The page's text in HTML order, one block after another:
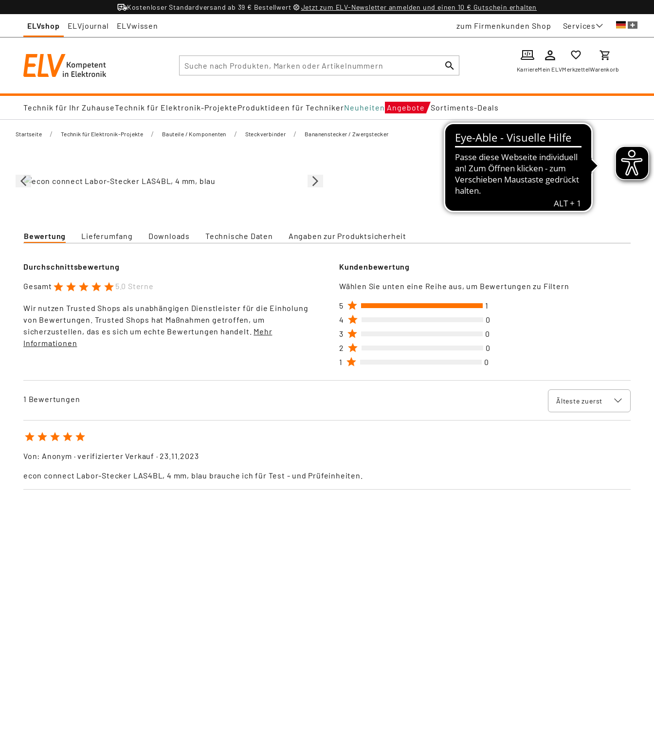
Kostenloser Standardversand ab 39 € Bestellwert Jetzt zum ELV-Newsletter anmelden und einen 10 € Gutschein erhalten
ELVshop ELVjournal ELVwissen zum Firmenkunden Shop Services
KarriereMein ELVMerkzettelWarenkorb
Technik für Ihr ZuhauseTechnik für Elektronik-ProjekteProduktideen für TechnikerNeuheiten Angebote Sortiments-Deals
Startseite / Technik für Elektronik-Projekte / Bauteile / Komponenten / Steckverbinder / Bananenstecker / Zwergstecker
Bewertung Lieferumfang Downloads Technische Daten Angaben zur Produktsicherheit
Durchschnittsbewertung
Gesamt 1 2 3 4 5 5.0 Sterne
Wir nutzen Trusted Shops als unabhängigen Dienstleister für die Einholung
von Bewertungen. Trusted Shops hat Maßnahmen getroffen, um
sicherzustellen, das es sich um echte Bewertungen handelt. Mehr
Informationen
Kundenbewertung
Wählen Sie unten eine Reihe aus, um Bewertungen zu Filtern
1 1 0
2 1 0
3 1 0
4 1 0
5 1 1
1 Bewertungen
1 2 3 4 5
Von: Anonym · verifizierter Verkauf · 23.11.2023
econ connect Labor-Stecker LAS4BL, 4 mm, blau brauche ich für Test - und Prüfeinheiten.